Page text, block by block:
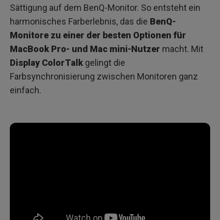
Sättigung auf dem BenQ-Monitor. So entsteht ein
harmonisches Farberlebnis, das die BenQ-
Monitore zu einer der besten Optionen für
MacBook Pro- und Mac mini-Nutzer macht. Mit
Display ColorTalk gelingt die
Farbsynchronisierung zwischen Monitoren ganz
einfach.